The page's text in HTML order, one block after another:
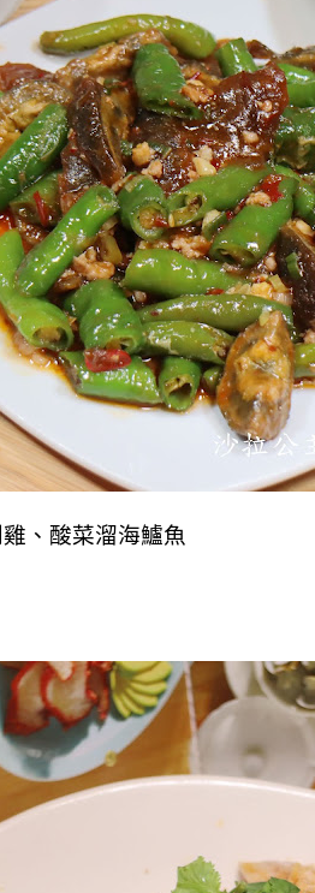
、酸菜溜海鱸魚